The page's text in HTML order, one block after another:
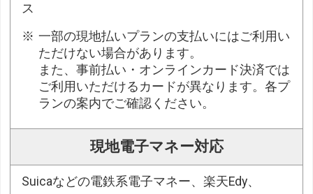
ス
一部の現地払いプランの支払いにはご利用い
ただけない場合があります。
また、事前払い・オンラインカード決済では
ご利用いただけるカードが異なります。各プ
ランの案内でご確認ください。
現地電子マネー対応
Suicaなどの電鉄系電子マネー、楽天Edy、